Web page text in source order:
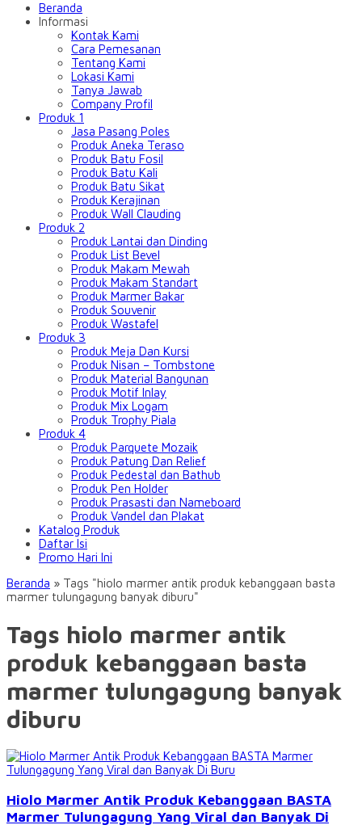
Beranda
Informasi
Kontak Kami
Cara Pemesanan
Tentang Kami
Lokasi Kami
Tanya Jawab
Company Profil
Produk 1
Jasa Pasang Poles
Produk Aneka Teraso
Produk Batu Fosil
Produk Batu Kali
Produk Batu Sikat
Produk Kerajinan
Produk Wall Clauding
Produk 2
Produk Lantai dan Dinding
Produk List Bevel
Produk Makam Mewah
Produk Makam Standart
Produk Marmer Bakar
Produk Souvenir
Produk Wastafel
Produk 3
Produk Meja Dan Kursi
Produk Nisan – Tombstone
Produk Material Bangunan
Produk Motif Inlay
Produk Mix Logam
Produk Trophy Piala
Produk 4
Produk Parquete Mozaik
Produk Patung Dan Relief
Produk Pedestal dan Bathub
Produk Pen Holder
Produk Prasasti dan Nameboard
Produk Vandel dan Plakat
Katalog Produk
Daftar Isi
Promo Hari Ini
Beranda » Tags "hiolo marmer antik produk kebanggaan basta
marmer tulungagung banyak diburu"
Tags hiolo marmer antik
produk kebanggaan basta
marmer tulungagung banyak
diburu
Hiolo Marmer Antik Produk Kebanggaan BASTA
Marmer Tulungagung Yang Viral dan Banyak Di